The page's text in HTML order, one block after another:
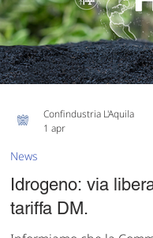
Idrogeno: via
tariffa DM.
News
Confindustria L'Aquila
1 apr